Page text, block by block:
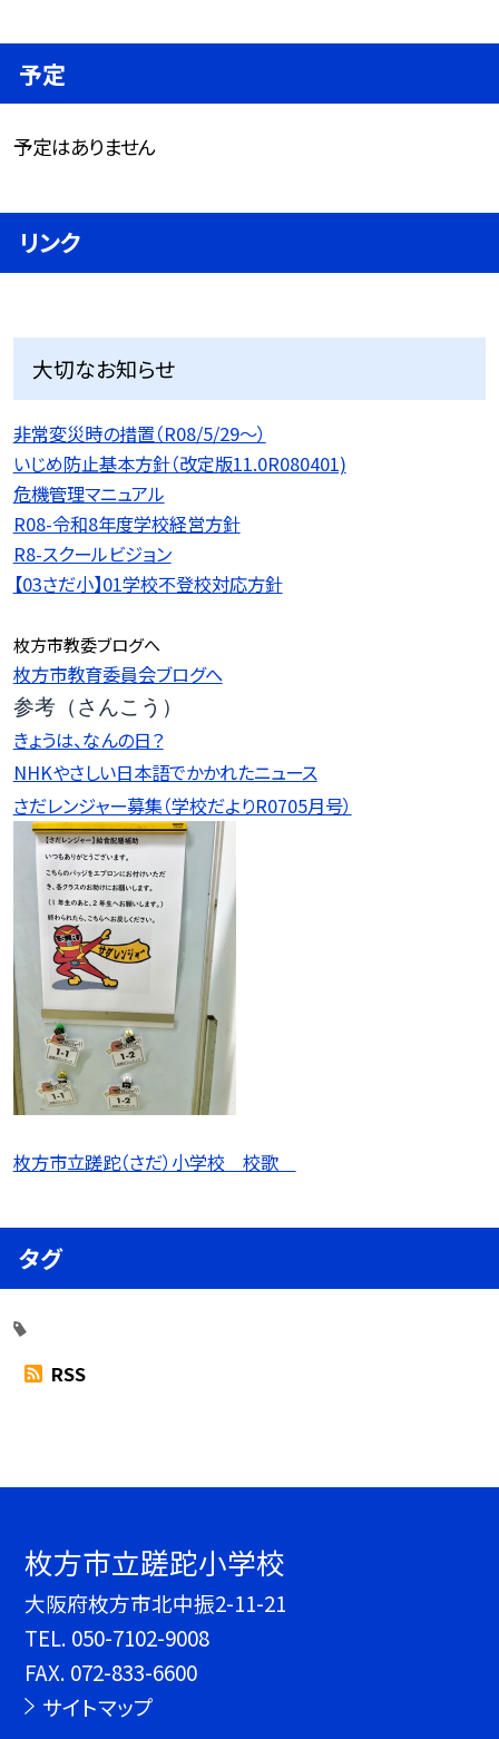
予定
予定はありません
リンク
大切なお知らせ
非常変災時の措置（R08/5/29〜）
いじめ防止基本方針（改定版11.0R080401)
危機管理マニュアル
R08-令和8年度学校経営方針
R8-スクールビジョン
【03さだ小】01学校不登校対応方針
枚方市教委ブログへ
枚方市教育委員会ブログへ
参考（さんこう）
きょうは、なんの日？
NHKやさしい日本語でかかれたニュース
さだレンジャー募集（学校だよりR0705月号）
枚方市立蹉跎（さだ）小学校 校歌
タグ
RSS
枚方市立蹉跎小学校
大阪府枚方市北中振2-11-21
TEL. 050-7102-9008
FAX. 072-833-6600
サイトマップ